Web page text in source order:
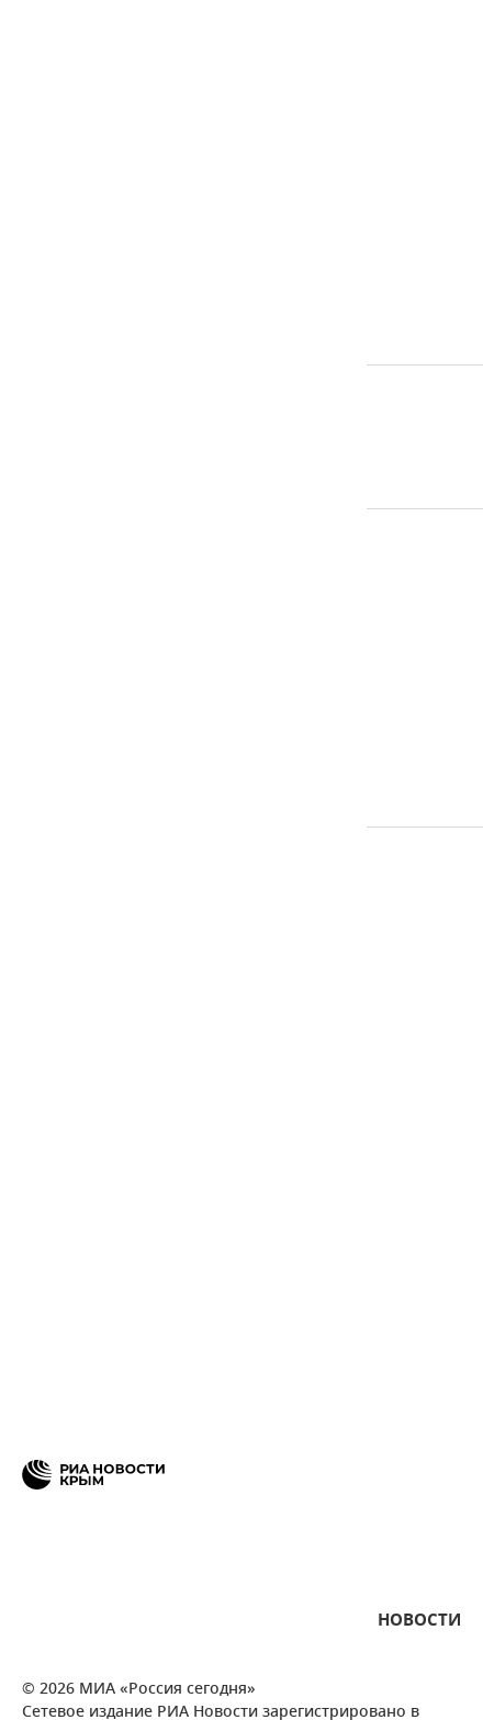
НОВОСТИ
© 2026 МИА «Россия сегодня»
Сетевое издание РИА Новости зарегистрировано в